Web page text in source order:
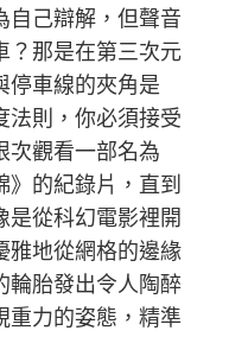
自己辯解，但聲音
？那是在第三次元
停車線的夾角是
則，你必須接受
次觀看一部名為
的紀錄片，直到
是從科幻電影裡開
雅地從網格的邊緣
輪胎發出令人陶醉
重力的姿態，精準